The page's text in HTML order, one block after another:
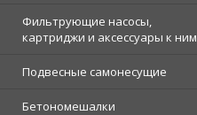
Фильтрующие насосы,
картриджи и аксессуары к ним
Подвесные самонесущие
Бетономешалки